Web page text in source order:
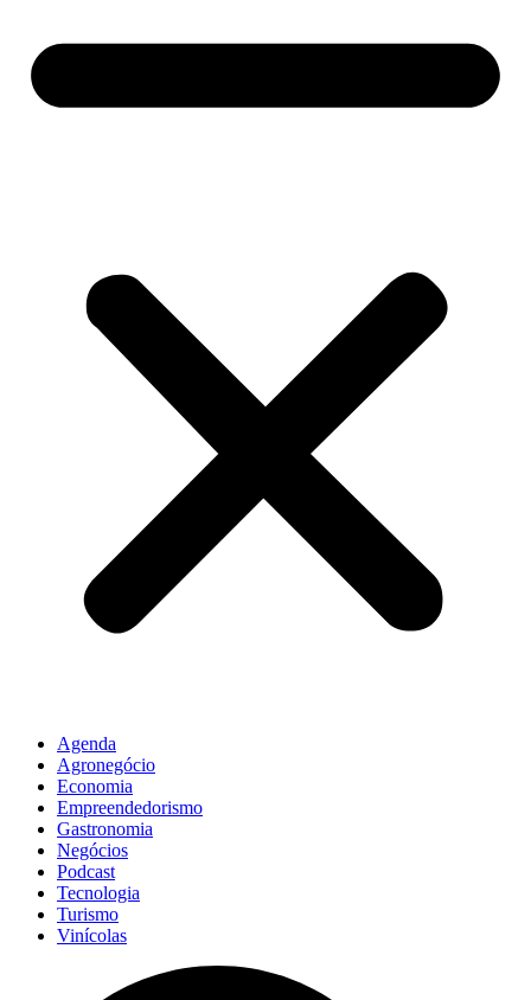
Agenda
Agronegócio
Economia
Empreendedorismo
Gastronomia
Negócios
Podcast
Tecnologia
Turismo
Vinícolas